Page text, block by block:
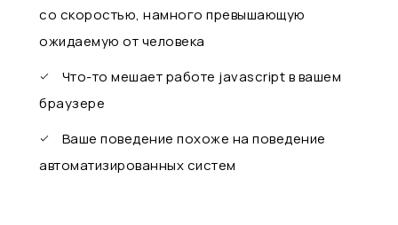
со скоростью, намного превышающую
ожидаемую от человека
Что-то мешает работе javascript в вашем
браузере
Ваше поведение похоже на поведение
автоматизированных систем